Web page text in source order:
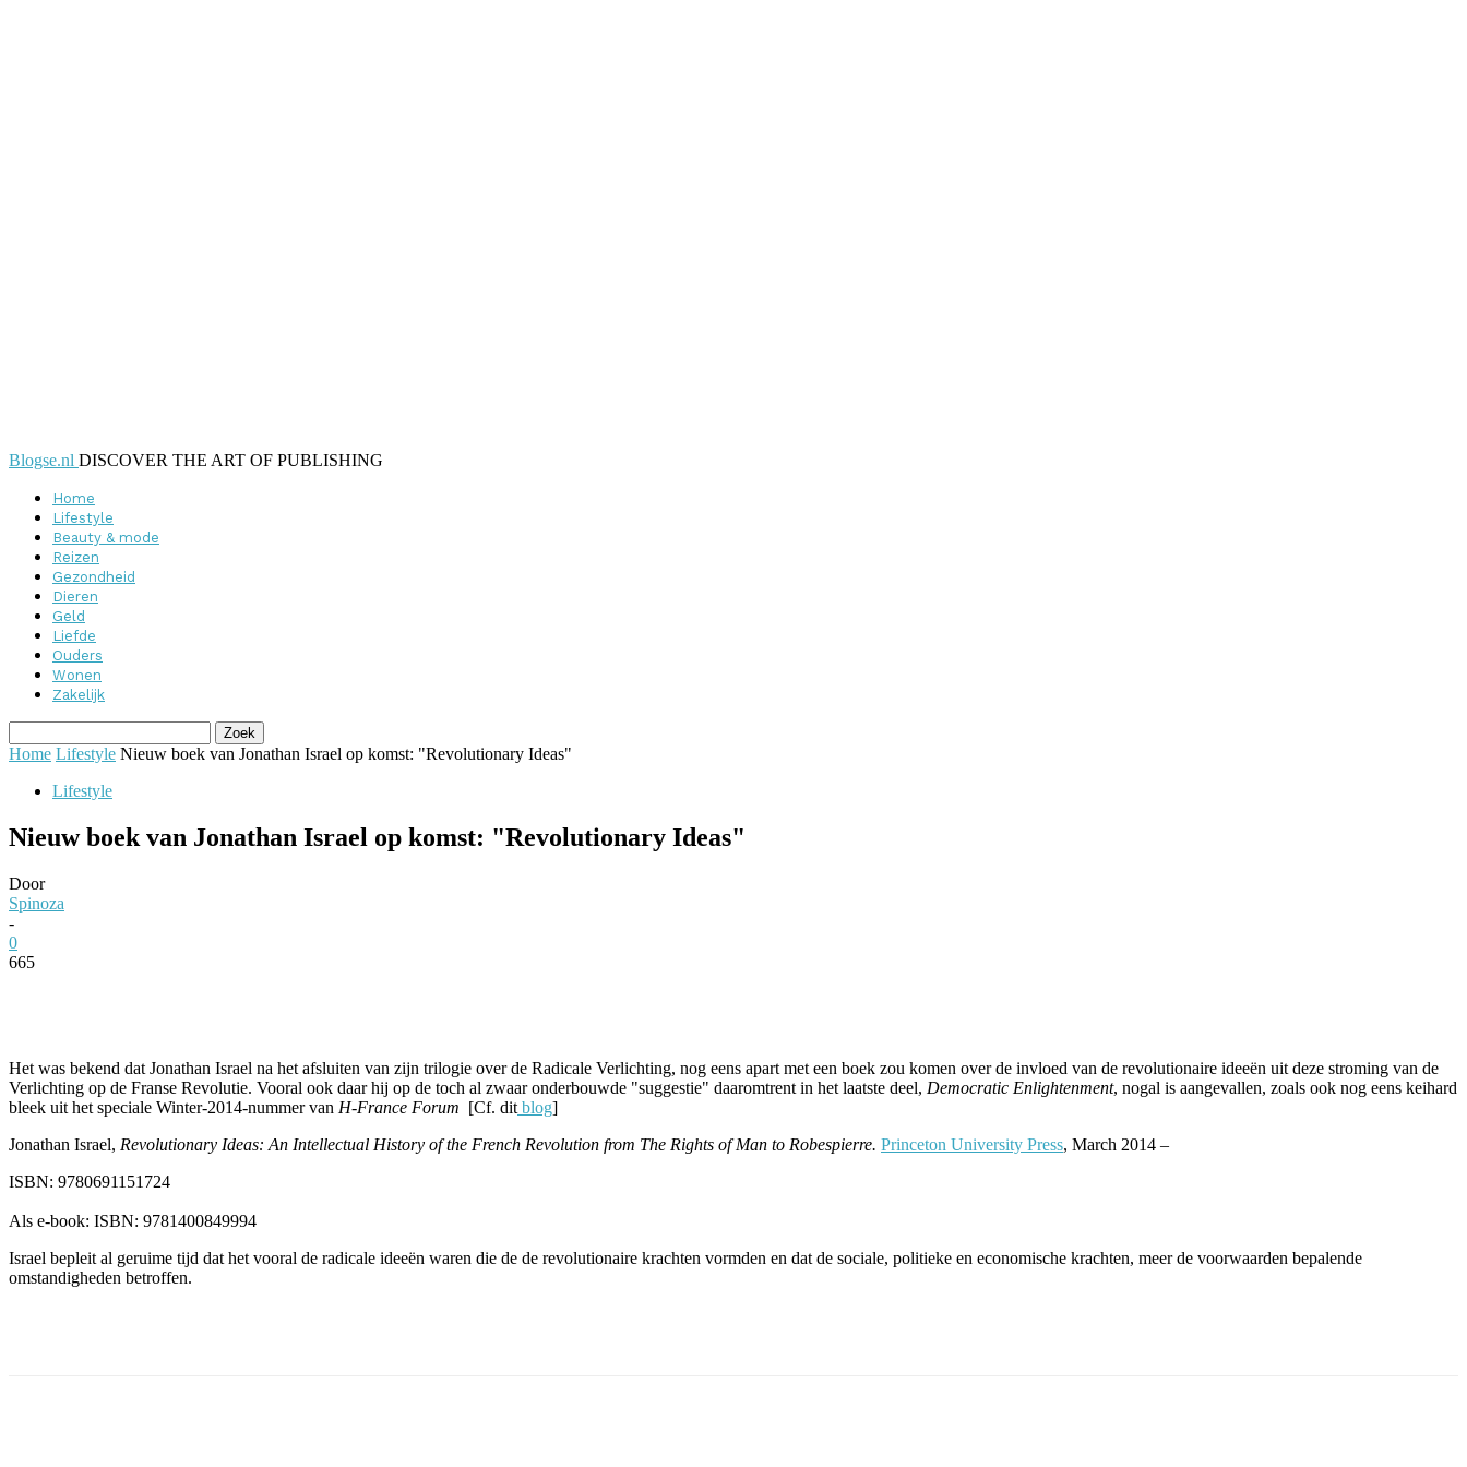
Blogse.nl DISCOVER THE ART OF PUBLISHING
Home
Lifestyle
Beauty & mode
Reizen
Gezondheid
Dieren
Geld
Liefde
Ouders
Wonen
Zakelijk
Home Lifestyle Nieuw boek van Jonathan Israel op komst: "Revolutionary Ideas"
Lifestyle
Nieuw boek van Jonathan Israel op komst: "Revolutionary Ideas"
Door
Spinoza
-
0
665
Het was bekend dat Jonathan Israel na het afsluiten van zijn trilogie over de Radicale Verlichting, nog eens apart met een boek zou komen over de invloed van de revolutionaire ideeën uit deze stroming van de
Verlichting op de Franse Revolutie. Vooral ook daar hij op de toch al zwaar onderbouwde "suggestie" daaromtrent in het laatste deel, Democratic Enlightenment, nogal is aangevallen, zoals ook nog eens keihard
bleek uit het speciale Winter-2014-nummer van H-France Forum [Cf. dit blog]
Jonathan Israel, Revolutionary Ideas: An Intellectual History of the French Revolution from The Rights of Man to Robespierre. Princeton University Press, March 2014 –
ISBN: 9780691151724
Als e-book: ISBN: 9781400849994
Israel bepleit al geruime tijd dat het vooral de radicale ideeën waren die de de revolutionaire krachten vormden en dat de sociale, politieke en economische krachten, meer de voorwaarden bepalende
omstandigheden betroffen.